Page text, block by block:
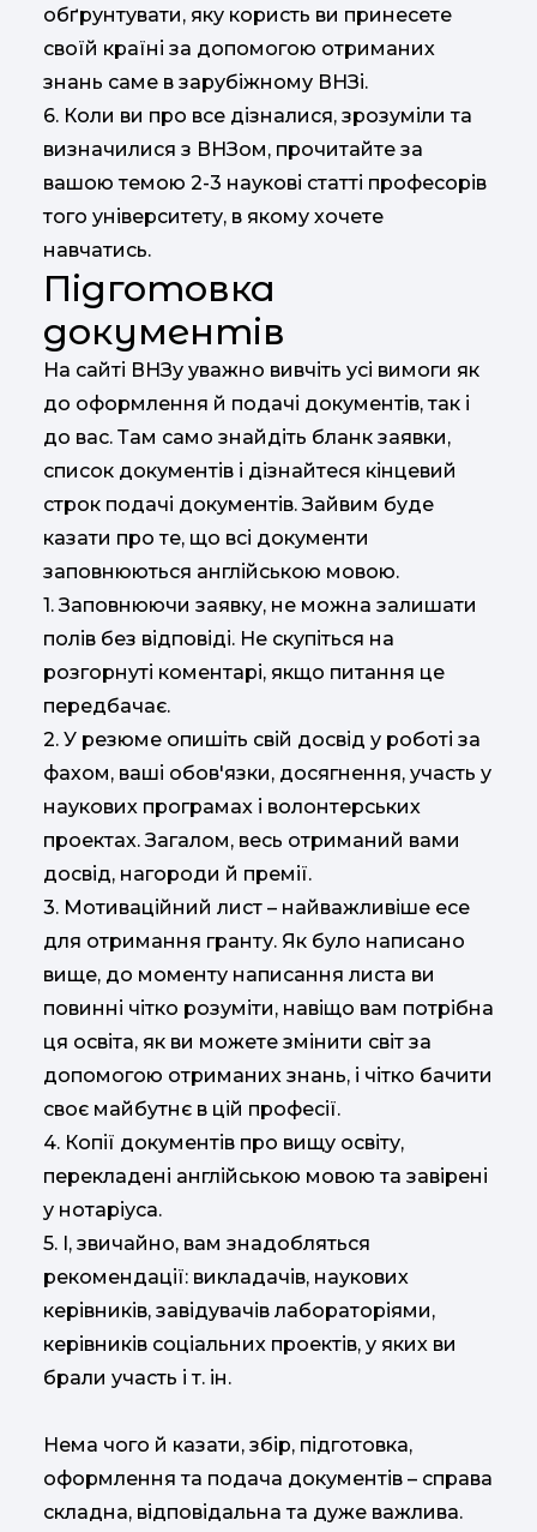
обґрунтувати, яку користь ви принесете
своїй країні за допомогою отриманих
знань саме в зарубіжному ВНЗі.
6. Коли ви про все дізналися, зрозуміли та
визначилися з ВНЗом, прочитайте за
вашою темою 2-3 наукові статті професорів
того університету, в якому хочете
навчатись.
Підготовка
документів
На сайті ВНЗу уважно вивчіть усі вимоги як
до оформлення й подачі документів, так і
до вас. Там само знайдіть бланк заявки,
список документів і дізнайтеся кінцевий
строк подачі документів. Зайвим буде
казати про те, що всі документи
заповнюються англійською мовою.
1. Заповнюючи заявку, не можна залишати
полів без відповіді. Не скупіться на
розгорнуті коментарі, якщо питання це
передбачає.
2. У резюме опишіть свій досвід у роботі за
фахом, ваші обов'язки, досягнення, участь у
наукових програмах і волонтерських
проектах. Загалом, весь отриманий вами
досвід, нагороди й премії.
3. Мотиваційний лист – найважливіше есе
для отримання гранту. Як було написано
вище, до моменту написання листа ви
повинні чітко розуміти, навіщо вам потрібна
ця освіта, як ви можете змінити світ за
допомогою отриманих знань, і чітко бачити
своє майбутнє в цій професії.
4. Копії документів про вищу освіту,
перекладені англійською мовою та завірені
у нотаріуса.
5. І, звичайно, вам знадобляться
рекомендації: викладачів, наукових
керівників, завідувачів лабораторіями,
керівників соціальних проектів, у яких ви
брали участь і т. ін.
Нема чого й казати, збір, підготовка,
оформлення та подача документів – справа
складна, відповідальна та дуже важлива.